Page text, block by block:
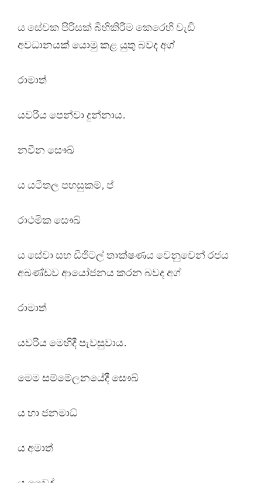
ය සේවක පිරිසක් බිහිකිරීම කෙරෙහි වැඩි
අවධානයක් යොමු කළ යුතු බවද අග්
රාමාත්
යවරිය පෙන්වා දුන්නාය.
නවීන සෞඛ්
ය යටිතල පහසුකම්, ප්
රාථමික සෞඛ්
ය සේවා සහ ඩිජිටල් තාක්ෂණය වෙනුවෙන් රජය
අඛණ්ඩව ආයෝජනය කරන බවද අග්
රාමාත්
යවරිය මෙහිදී පැවසුවාය.
මෙම සම්මේලනයේදී සෞඛ්
ය හා ජනමාධ්
ය අමාත්